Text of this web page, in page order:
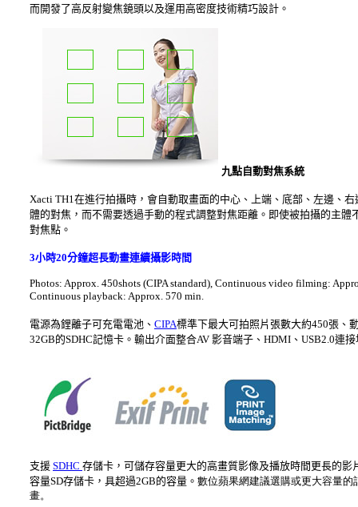
而開發了高反射變焦鏡頭以及運用高密度技術精巧設計。
九點自動對焦系統
Xacti TH1在進行拍攝時，會自動取畫面的中心、上端、底部、左邊、
體的對焦，而不需要透過手動的程式調整對焦距離。 即使被拍攝的主體
對焦點。
3小時20分鐘超長動畫連續攝影時間
Photos: Approx. 450shots (CIPA standard), Continuous video filming:
Continuous playback: Approx. 570 min.
電源為鋰離子可充電電池、 CIPA標準下最大可拍照片張數大約450張、
32GB的SDHC記憶卡。輸出介面整合AV 影音端子、HDMI、USB2.0連
支援 SDHC 存儲卡，可儲存容量更大的高畫質影像及播放時間更長的
容量SD存儲卡，具超過2GB的容量。 數位蘋果網建議選購或更大容量
畫。